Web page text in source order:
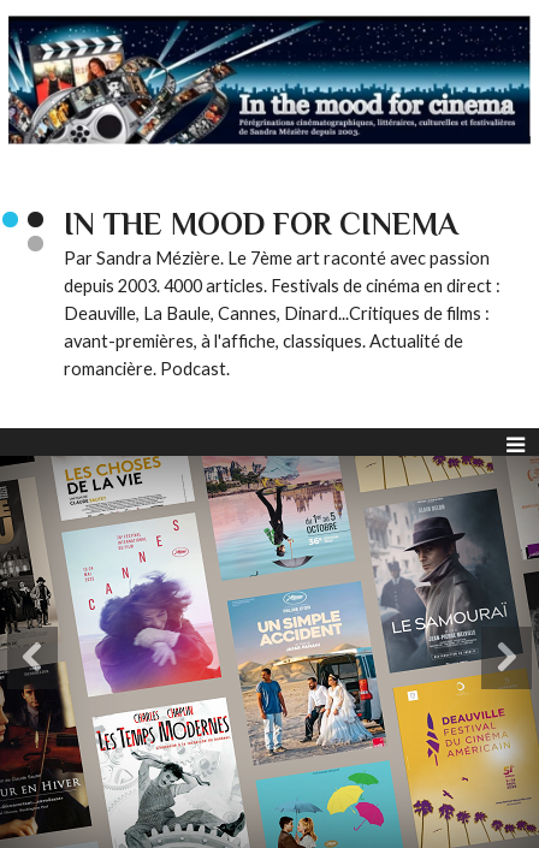
IN THE MOOD FOR CINEMA
Par Sandra Mézière. Le 7ème art raconté avec passion
depuis 2003. 4000 articles. Festivals de cinéma en direct :
Deauville, La Baule, Cannes, Dinard...Critiques de films :
avant-premières, à l'affiche, classiques. Actualité de
romancière. Podcast.